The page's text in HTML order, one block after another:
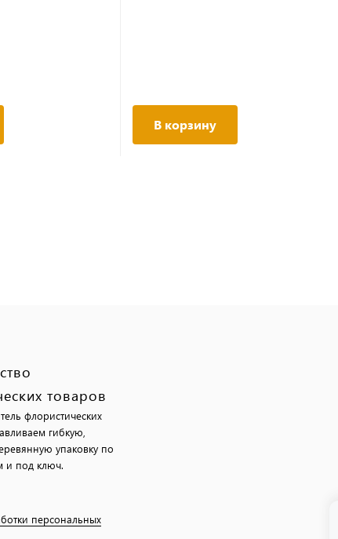
В корзину
товаров
флористических
гибкую,
упаковку по
и под ключ.
персональных